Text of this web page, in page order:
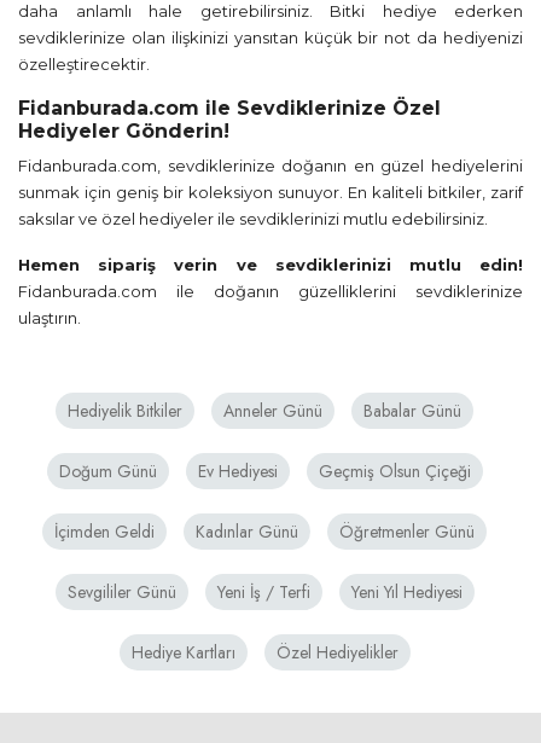
daha anlamlı hale getirebilirsiniz. Bitki hediye ederken
sevdiklerinize olan ilişkinizi yansıtan küçük bir not da hediyenizi
özelleştirecektir.
Fidanburada.com ile Sevdiklerinize Özel
Hediyeler Gönderin!
Fidanburada.com, sevdiklerinize doğanın en güzel hediyelerini
sunmak için geniş bir koleksiyon sunuyor. En kaliteli bitkiler, zarif
saksılar ve özel hediyeler ile sevdiklerinizi mutlu edebilirsiniz.
Hemen sipariş verin ve sevdiklerinizi mutlu edin!
Fidanburada.com ile doğanın güzelliklerini sevdiklerinize
ulaştırın.
Hediyelik Bitkiler Anneler Günü Babalar Günü
Doğum Günü Ev Hediyesi Geçmiş Olsun Çiçeği
İçimden Geldi Kadınlar Günü Öğretmenler Günü
Sevgililer Günü Yeni İş / Terfi Yeni Yıl Hediyesi
Hediye Kartları Özel Hediyelikler